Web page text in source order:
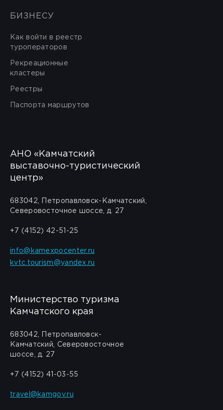
БИЗНЕСУ
Как войти в реестр
туроператоров
Рекреационные
кластеры
Реестры
Паспорта маршрутов
АНО «Камчатский
выставочно-туристический
центр»
683042, Петропавловск-Камчатский,
Северовосточное шоссе, д. 27
+7 (4152) 42-51-25
info@kamexpocenter.ru
kvtc.tourism@yandex.ru
Министерство туризма
Камчатского края
683042, Петропавловск-
Камчатский, Северовосточное
шоссе, д. 27
+7 (4152) 41-03-55
travel@kamgov.ru